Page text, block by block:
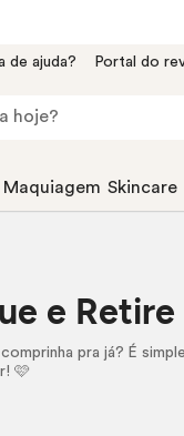
de ajuda? Portal do
Maquiagem Skincare
e Retire
pra já? É
🩷